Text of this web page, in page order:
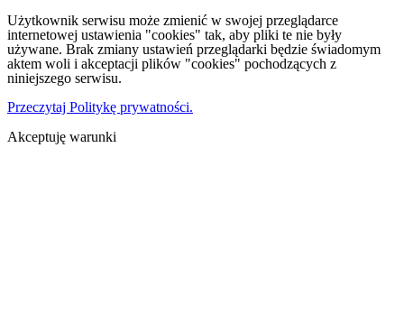
Użytkownik serwisu może zmienić w swojej przeglądarce
internetowej ustawienia "cookies" tak, aby pliki te nie były
używane. Brak zmiany ustawień przeglądarki będzie świadomym
aktem woli i akceptacji plików "cookies" pochodzących z
niniejszego serwisu.
Przeczytaj Politykę prywatności.
Akceptuję warunki